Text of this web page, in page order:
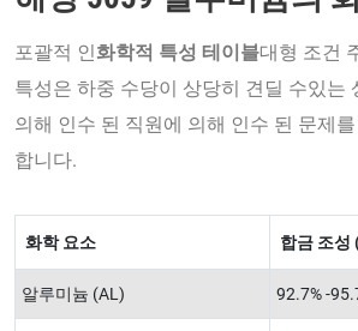
포괄적 인화학적 특성 테이블대형 조건
특성은 하중 수당이 상당히 견딜 수있는
의해 인수 된 직원에 의해 인수 된 문제
합니다.
화학 요소 합금 조성
알루미늄 (AL) 92.7% -